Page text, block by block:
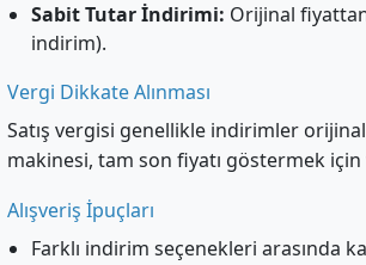
Sabit Tutar İndirimi: Orijinal
indirim).
Vergi Dikkate Alınması
Satış vergisi genellikle indirimler
makinesi, tam son fiyatı göstermek
Alışveriş İpuçları
Farklı indirim seçenekleri arasında